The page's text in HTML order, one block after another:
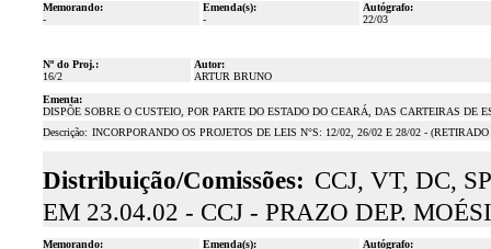
Memorando:
-
Emenda(s):
-
Autógrafo:
22/03
Nº do Proj.:
16/2
Autor:
ARTUR BRUNO
Ementa:
DISPÕE SOBRE O CUSTEIO, POR PARTE DO ESTADO DO CEARÁ, DAS CARTEIRAS DE
Descrição: INCORPORANDO OS PROJETOS DE LEIS N°S: 12/02, 26/02 E 28/02 -
Distribuição/Comissões: CCJ, VT, DC,
EM 23.04.02 - CCJ - PRAZO DEP.
Memorando:
Emenda(s):
Autógrafo: